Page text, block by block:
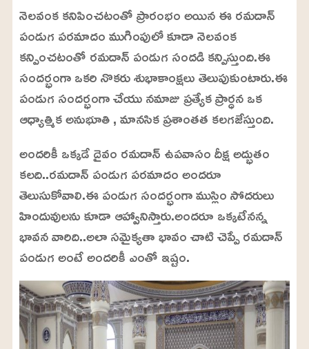
నెలవంక కనిపించటంతో ప్రారంభం అయిన ఈ రమదాన్
పండుగ పరమాదం ముగింపులో కూడా నెలవంక
కన్పించటంతో రమదాన్ పండుగ సందడి కన్పిస్తుంది.ఈ
సందర్భంగా ఒకరి నొకరు శుభాకాంక్షలు తెలుపుకుంటారు.ఈ
పండుగ సందర్భంగా చేయు నమాజు ప్రత్యేక ప్రార్ధన ఒక
ఆధ్యాత్మిక అనుభూతి , మానసిక ప్రశాంతత కలగజేస్తుంది.
అందరికీ ఒక్కడే దైవం రమదాన్ ఉపవాసం దీక్ష అద్భుతం
కలది..రమదాన్ పండుగ పరమాదం అందరూ
తెలుసుకోవాలి.ఈ పండుగ సందర్భంగా ముస్లిం సోదరులు
హిందువులను కూడా ఆహ్వానిస్తారు.అందరూ ఒక్కటేనన్న
భావన వారిది..అలా సమైక్యతా భావం చాటి చెప్పే రమదాన్
పండుగ అంటే అందరికీ ఎంతో ఇష్టం.